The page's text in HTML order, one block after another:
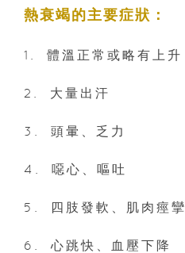
熱衰竭的主要症狀：
1.⁠ ⁠體溫正常或略有上升
2.⁠ ⁠大量出汗
3.⁠ ⁠頭暈、乏力
4.⁠ ⁠噁心、嘔吐
5.⁠ ⁠四肢發軟、肌肉痙攣
6.⁠ ⁠心跳快、血壓下降